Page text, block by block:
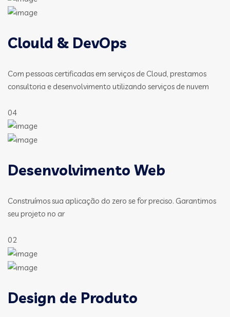
Clould & DevOps
Com pessoas certificadas em serviços de Cloud, prestamos
consultoria e desenvolvimento utilizando serviços de nuvem
04
Desenvolvimento Web
Construímos sua aplicação do zero se for preciso. Garantimos
seu projeto no ar
02
Design de Produto